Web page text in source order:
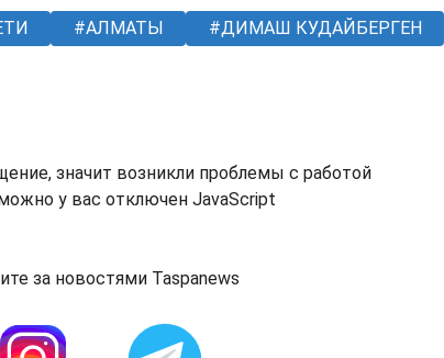
АЛМАТЫ ДИМАШ КУДАЙБЕРГЕН
значит возникли проблемы с работой
у вас отключен JavaScript
за новостями Taspanews